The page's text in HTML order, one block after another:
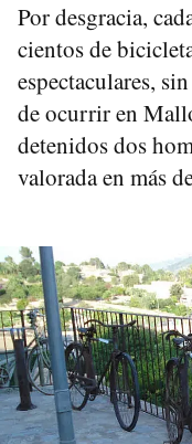
Por desgracia,
cientos de
espectaculares,
de ocurrir en
detenidos dos
valorada en más